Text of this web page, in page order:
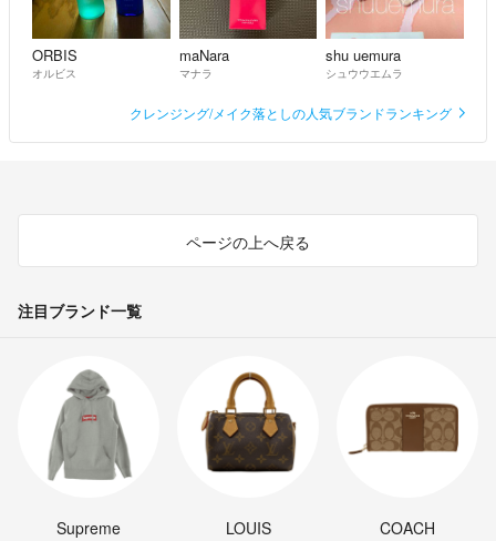
ご理解のほどよろしくお願い致します。
ORBIS
オルビス
maNara
マナラ
shu uemura
シュウウエムラ
クレンジング/メイク落としの人気ブランドランキング
ページの上へ戻る
注目ブランド一覧
Supreme
LOUIS
COACH